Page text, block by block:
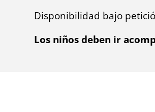
Disponibilidad bajo
Los niños deben ir